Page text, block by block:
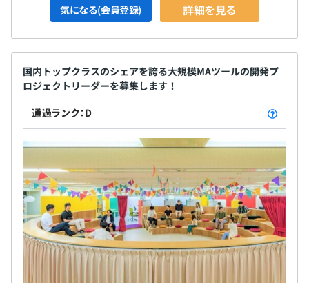
◆明確な目標設定と1on1の実施
・四半期・半期ごとのMBO（目標管理）を通じて、自身
の業務目標を明確に設定。
・マネージャーが定期的な1on1を実施し、目標の進捗確
認やキャリアの方向性について支援。
◆行動と成果の両面からの評価
・成果だけでなく行動評価も重視しており、スキルだけで
なくチーム貢献や途中のプロセスなども評価対象。
◆ピープルマネジメントと育成を評価項目に反映
・マネージャー職には部下の育成・支援に関する行動評価
も設定されており、1on1や成長支援、適切なタスク配分
などが評価ポイントとなっています。
◆キャリア志向に応じた柔軟な評価
気になる(会員登録) 詳細を見る
国内トップクラスのシェアを誇る大規模MAツールの開発プ
ロジェクトリーダーを募集します！
通過ランク：D